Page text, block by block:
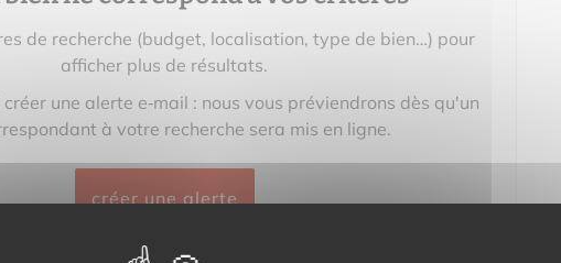
de recherche (budget, localisation, type de bien…) pour
afficher plus de résultats.
une alerte e‑mail : nous vous préviendrons dès qu'un
à votre recherche sera mis en ligne.
créer une alerte